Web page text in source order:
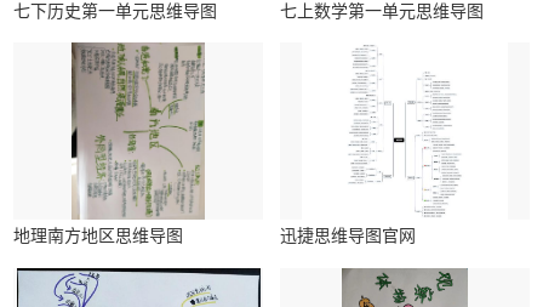
七下历史第一单元思维导图 七上数学第一单元思维导图
地理南方地区思维导图 迅捷思维导图官网